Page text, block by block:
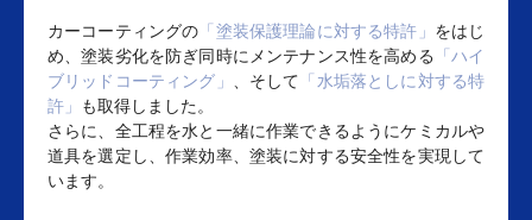
カーコーティングの 「塗装保護理論に対する特許」 をはじ
め、塗装劣化を防ぎ同時にメンテナンス性を高める
「ハイ
ブリッドコーティング」
、そして 「水垢落としに対する特
許」
も取得しました。
さらに、全工程を水と一緒に作業できるようにケミカルや
道具を選定し、作業効率、塗装に対する安全性を実現して
います。